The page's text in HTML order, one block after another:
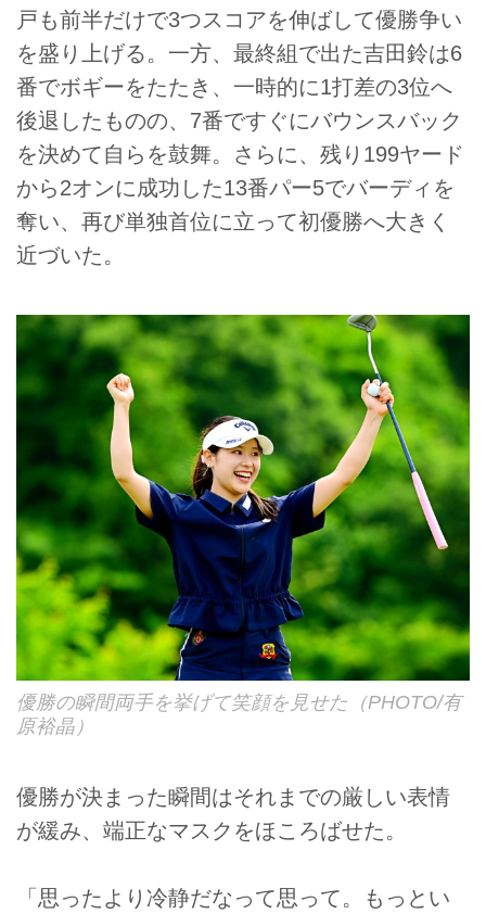
戸も前半だけで3つスコアを伸ばして優勝争い
を盛り上げる。一方、最終組で出た吉田鈴は6
番でボギーをたたき、一時的に1打差の3位へ
後退したものの、7番ですぐにバウンスバック
を決めて自らを鼓舞。さらに、残り199ヤード
から2オンに成功した13番パー5でバーディを
奪い、再び単独首位に立って初優勝へ大きく
近づいた。
優勝の瞬間両手を挙げて笑顔を見せた（PHOTO/有
原裕晶）
優勝が決まった瞬間はそれまでの厳しい表情
が緩み、端正なマスクをほころばせた。
「思ったより冷静だなって思って。もっとい